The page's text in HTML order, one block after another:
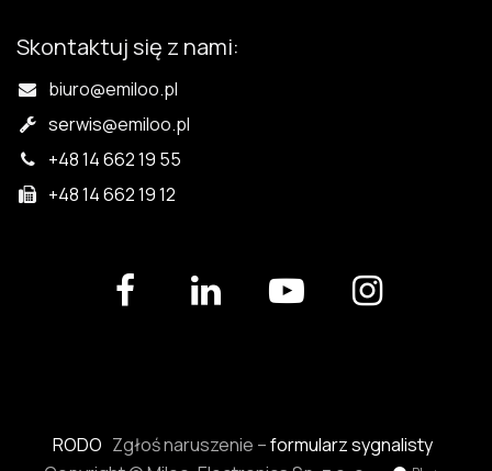
Skontaktuj się z nami:
biuro@emiloo.pl
serwis@emiloo.pl
+48 14 662 19 55
+48 14 662 19 12
RODO Zgłoś naruszenie –formularz sygnalisty